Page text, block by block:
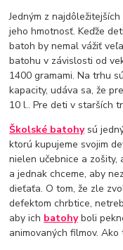
Jedným z
jeho hmotnosť. Keďže
batoh by nemal vážiť
batohu v závislosti od
1400 gramami. Na trhu
kapacity, udáva sa, že
10 l.. Pre deti v starších
Školské batohysú
ktorú kupujeme svojim
nielen učebnice a
a jednak chceme, aby
dieťaťa. O tom, že zle
defektom chrbtice,
aby ich batohyboli
animovaných filmov.